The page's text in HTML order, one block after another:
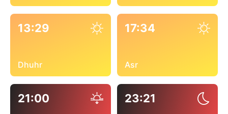
13:29
Dhuhr
17:34
Asr
21:00 23:21